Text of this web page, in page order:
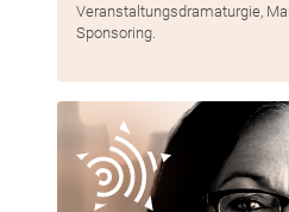
Veranstaltungsdramaturgie,
Sponsoring.